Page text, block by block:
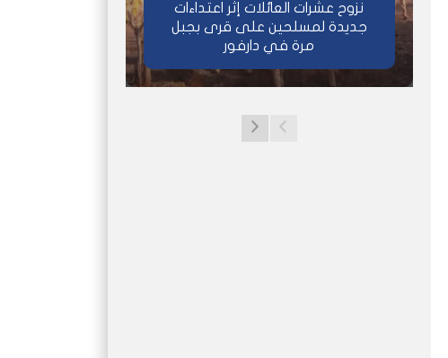
نزوح عشرات العائلات إثر اعتداءات
جديدة لمسلحين على قرى بجبل
مرة في دارفور